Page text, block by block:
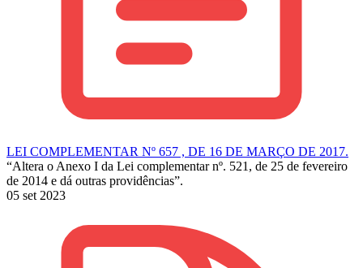
LEI COMPLEMENTAR Nº 657 , DE 16 DE MARÇO DE 2017.
“Altera o Anexo I da Lei complementar nº. 521, de 25 de fevereiro
de 2014 e dá outras providências”.
05 set 2023